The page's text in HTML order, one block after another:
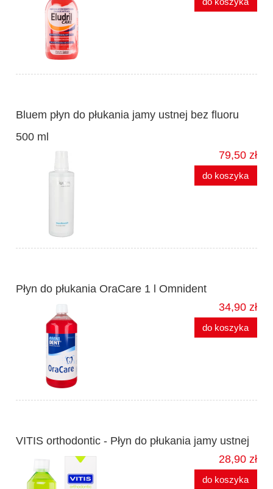
Bluem płyn do płukania jamy ustnej bez fluoru
500 ml
79,50 zł
do koszyka
Płyn do płukania OraCare 1 l Omnident
34,90 zł
do koszyka
VITIS orthodontic - Płyn do płukania jamy ustnej
28,90 zł
do koszyka